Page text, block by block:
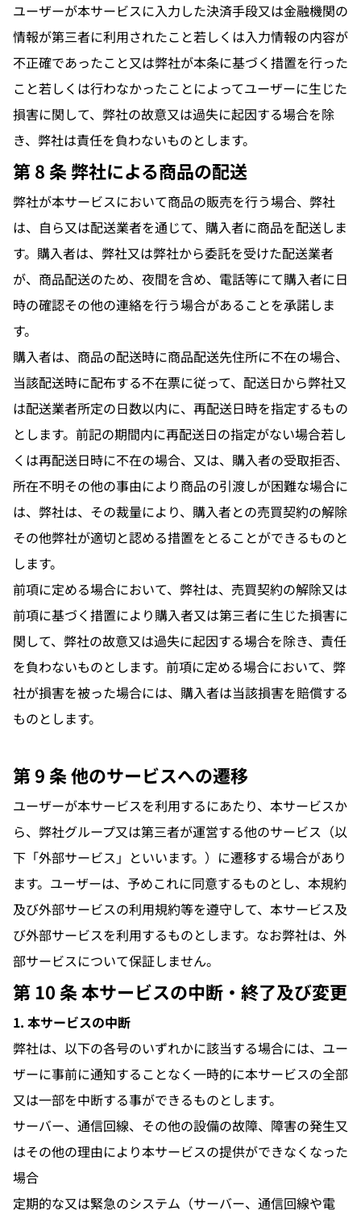
ユーザーが本サービスに入力した決済手段又は金融機関の
情報が第三者に利用されたこと若しくは入力情報の内容が
不正確であったこと又は弊社が本条に基づく措置を行った
こと若しくは行わなかったことによってユーザーに生じた
損害に関して、弊社の故意又は過失に起因する場合を除
き、弊社は責任を負わないものとします。
第 8 条 弊社による商品の配送
弊社が本サービスにおいて商品の販売を行う場合、弊社
は、自ら又は配送業者を通じて、購入者に商品を配送しま
す。購入者は、弊社又は弊社から委託を受けた配送業者
が、商品配送のため、夜間を含め、電話等にて購入者に日
時の確認その他の連絡を行う場合があることを承諾しま
す。
購入者は、商品の配送時に商品配送先住所に不在の場合、
当該配送時に配布する不在票に従って、配送日から弊社又
は配送業者所定の日数以内に、再配送日時を指定するもの
とします。前記の期間内に再配送日の指定がない場合若し
くは再配送日時に不在の場合、又は、購入者の受取拒否、
所在不明その他の事由により商品の引渡しが困難な場合に
は、弊社は、その裁量により、購入者との売買契約の解除
その他弊社が適切と認める措置をとることができるものと
します。
前項に定める場合において、弊社は、売買契約の解除又は
前項に基づく措置により購入者又は第三者に生じた損害に
関して、弊社の故意又は過失に起因する場合を除き、責任
を負わないものとします。前項に定める場合において、弊
社が損害を被った場合には、購入者は当該損害を賠償する
ものとします。
第 9 条 他のサービスへの遷移
ユーザーが本サービスを利用するにあたり、本サービスか
ら、弊社グループ又は第三者が運営する他のサービス（以
下「外部サービス」といいます。）に遷移する場合があり
ます。ユーザーは、予めこれに同意するものとし、本規約
及び外部サービスの利用規約等を遵守して、本サービス及
び外部サービスを利用するものとします。なお弊社は、外
部サービスについて保証しません。
第 10 条 本サービスの中断・終了及び変更
1. 本サービスの中断
弊社は、以下の各号のいずれかに該当する場合には、ユー
ザーに事前に通知することなく一時的に本サービスの全部
又は一部を中断する事ができるものとします。
サーバー、通信回線、その他の設備の故障、障害の発生又
はその他の理由により本サービスの提供ができなくなった
場合
定期的な又は緊急のシステム（サーバー、通信回線や電